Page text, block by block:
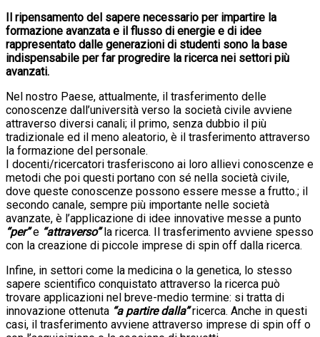
Il ripensamento del sapere necessario per impartire la
formazione avanzata e il flusso di energie e di idee
rappresentato dalle generazioni di studenti sono la base
indispensabile per far progredire la ricerca nei settori più
avanzati.
Nel nostro Paese, attualmente, il trasferimento delle
conoscenze dall’università verso la società civile avviene
attraverso diversi canali; il primo, senza dubbio il più
tradizionale ed il meno aleatorio, è il trasferimento attraverso
la formazione del personale.
I docenti/ricercatori trasferiscono ai loro allievi conoscenze e
metodi che poi questi portano con sé nella società civile,
dove queste conoscenze possono essere messe a frutto.; il
secondo canale, sempre più importante nelle società
avanzate, è l’applicazione di idee innovative messe a punto
“per”e “attraverso”la ricerca. Il trasferimento avviene spesso
con la creazione di piccole imprese di spin off dalla ricerca.
Infine, in settori come la medicina o la genetica, lo stesso
sapere scientifico conquistato attraverso la ricerca può
trovare applicazioni nel breve-medio termine: si tratta di
innovazione ottenuta “a partire dalla”ricerca. Anche in questi
casi, il trasferimento avviene attraverso imprese di spin off o